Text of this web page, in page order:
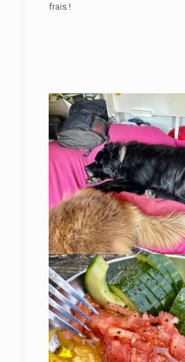
frais !